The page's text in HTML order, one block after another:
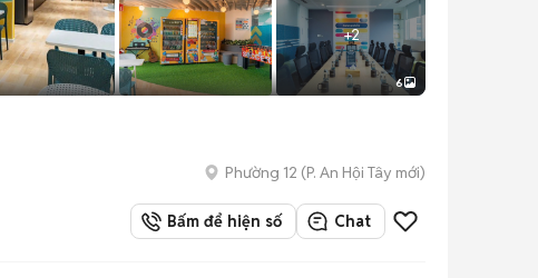
+2
6
Phường 12 (P. An Hội Tây mới)
Bấm để hiện số Chat